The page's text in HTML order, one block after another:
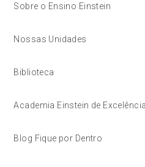
Sobre o Ensino Einstein
Nossas Unidades
Biblioteca
Academia Einstein de
Blog Fique por Dentro